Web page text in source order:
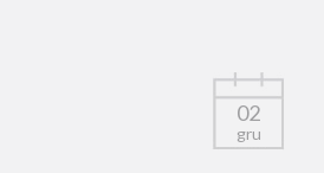
02
gru